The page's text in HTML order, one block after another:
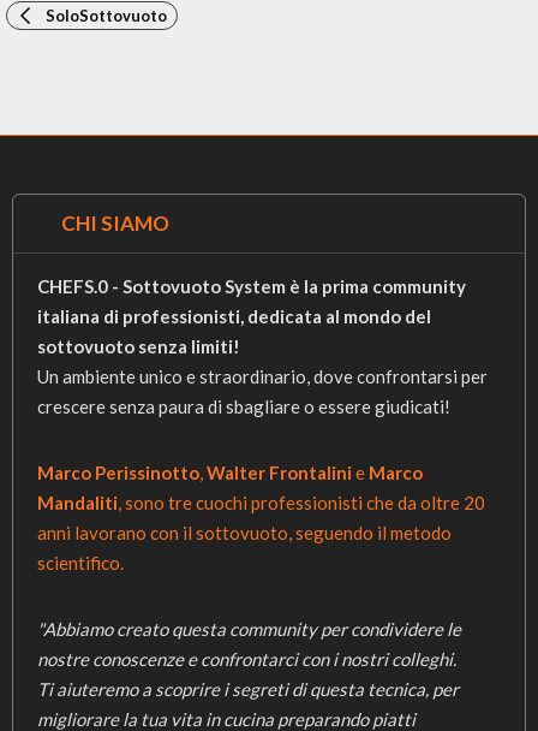
SoloSottovuoto
CHI SIAMO
CHEFS.0 - Sottovuoto System è la prima community
italiana di professionisti, dedicata al mondo del
sottovuoto senza limiti!
Un ambiente unico e straordinario, dove confrontarsi per
crescere senza paura di sbagliare o essere giudicati!
Marco Perissinotto,Walter Frontalini e Marco
Mandaliti, sono tre cuochi professionisti che da oltre 20
anni lavorano con il sottovuoto, seguendo il metodo
scientifico.
"Abbiamo creato questa community per condividere le
nostre conoscenze e confrontarci con i nostri colleghi.
Ti aiuteremo a scoprire i segreti di questa tecnica, per
migliorare la tua vita in cucina preparando piatti